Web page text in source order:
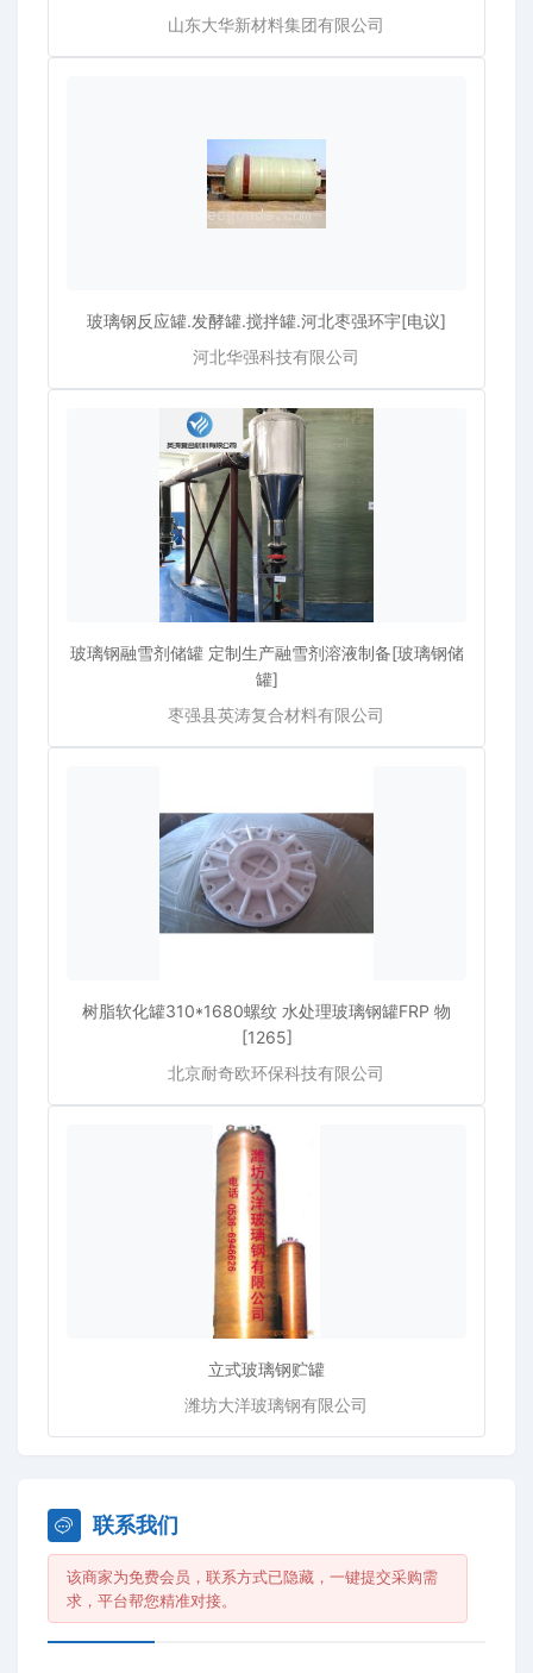
山东大华新材料集团有限公司
玻璃钢反应罐.发酵罐.搅拌罐.河北枣强环宇[电议]
河北华强科技有限公司
玻璃钢融雪剂储罐 定制生产融雪剂溶液制备[玻璃钢储
罐]
枣强县英涛复合材料有限公司
树脂软化罐310*1680螺纹 水处理玻璃钢罐FRP 物
[1265]
北京耐奇欧环保科技有限公司
立式玻璃钢贮罐
潍坊大洋玻璃钢有限公司
联系我们
该商家为免费会员，联系方式已隐藏，一键提交采购需
求，平台帮您精准对接。